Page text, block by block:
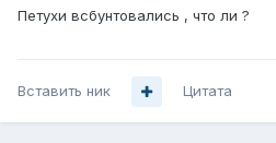
Петухи всбунтовались , что ли ?
Вставить ник Цитата